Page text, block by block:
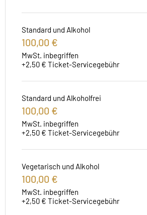
Standard und Alkohol
100,00 €
MwSt. inbegriffen
+2,50 € Ticket-Servicegebühr
Standard und Alkoholfrei
100,00 €
MwSt. inbegriffen
+2,50 € Ticket-Servicegebühr
Vegetarisch und Alkohol
100,00 €
MwSt. inbegriffen
+2,50 € Ticket-Servicegebühr